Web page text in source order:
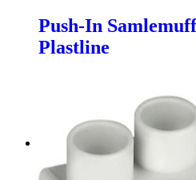
Push-In
Plastline